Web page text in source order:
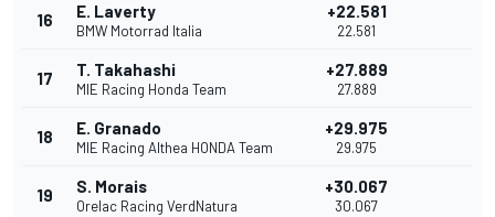
16 E. Laverty
BMW Motorrad Italia
+22.581
22.581
17 T. Takahashi
MIE Racing Honda Team
+27.889
27.889
18 E. Granado
MIE Racing Althea HONDA Team
+29.975
29.975
19 S. Morais
Orelac Racing VerdNatura
+30.067
30.067